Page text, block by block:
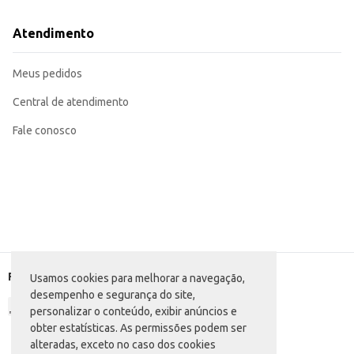
Usamos cookies para melhorar a navegação,
desempenho e segurança do site,
personalizar o conteúdo, exibir anúncios e
obter estatísticas. As permissões podem ser
alteradas, exceto no caso dos cookies
Atendimento
Meus pedidos
Central de atendimento
Fale conosco
Formas de pagamento